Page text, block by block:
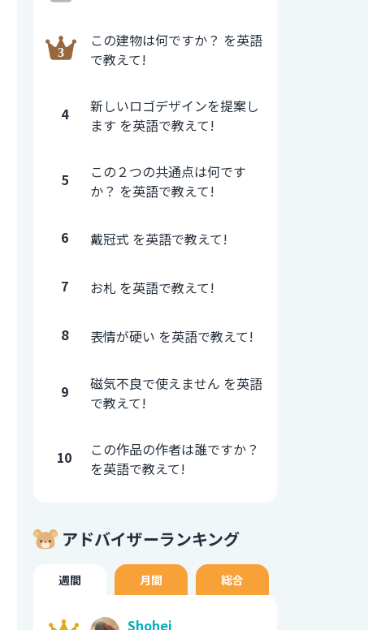
この建物は何ですか？ を英語
で教えて!
4
新しいロゴデザインを提案し
ます を英語で教えて!
5
この２つの共通点は何です
か？ を英語で教えて!
6 戴冠式 を英語で教えて!
7 お札 を英語で教えて!
8 表情が硬い を英語で教えて!
9
磁気不良で使えません を英語
で教えて!
10
この作品の作者は誰ですか？
を英語で教えて!
アドバイザーランキング
週間 月間 総合
Shohei